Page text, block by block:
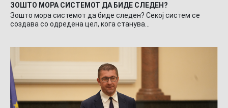
ЗОШТО МОРА СИСТЕМОТ ДА БИДЕ СЛЕДЕН?
Зошто мора системот да биде следен? Секој систем се
создава со одредена цел, кога станува…